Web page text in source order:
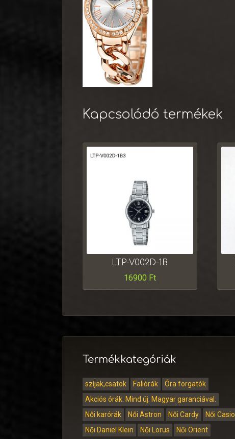
Kapcsolódó termékek
LTP-V002D-1B
16900 Ft
Termékkategóriák
szíjak,csatok Faliórák
Óra forgatók
Akciós órák. Mind új. Magyar garanciával.
Női karórák
Női Astron Női Cardy
Női Casio
Női Daniel Klein
Női Lorus Női Orient